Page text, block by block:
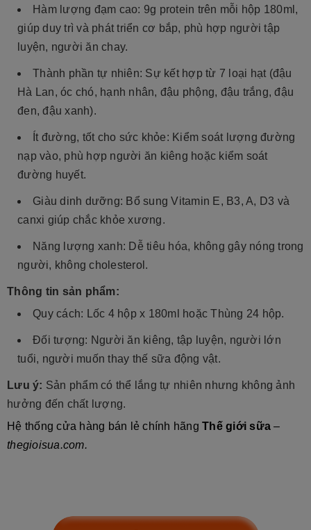
Hàm lượng đạm cao: 9g protein trên mỗi hộp 180ml,
giúp duy trì và phát triển cơ bắp, phù hợp người tập
luyện, người ăn chay.
Thành phần tự nhiên: Sự kết hợp từ 7 loại hạt (đậu
Hà Lan, óc chó, hạnh nhân, đậu phộng, đậu trắng, đậu
đen, đậu xanh).
Ít đường, tốt cho sức khỏe: Kiểm soát lượng đường
nạp vào, phù hợp người ăn kiêng hoặc kiểm soát
đường huyết.
Giàu dinh dưỡng: Bổ sung Vitamin E, B3, A, D3 và
canxi giúp chắc khỏe xương.
Năng lượng xanh: Dễ tiêu hóa, không gây nóng trong
người, không cholesterol.
Thông tin sản phẩm:
Quy cách: Lốc 4 hộp x 180ml hoặc Thùng 24 hộp.
Đối tượng: Người ăn kiêng, tập luyện, người lớn
tuổi, người muốn thay thế sữa động vật.
Lưu ý: Sản phẩm có thể lắng tự nhiên nhưng không ảnh
hưởng đến chất lượng.
Hệ thống cửa hàng bán lẻ chính hãng Thế giới sữa–
thegioisua.com.